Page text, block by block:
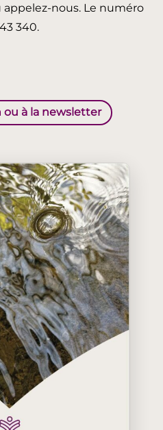
nous. Le numéro
340.
à la newsletter